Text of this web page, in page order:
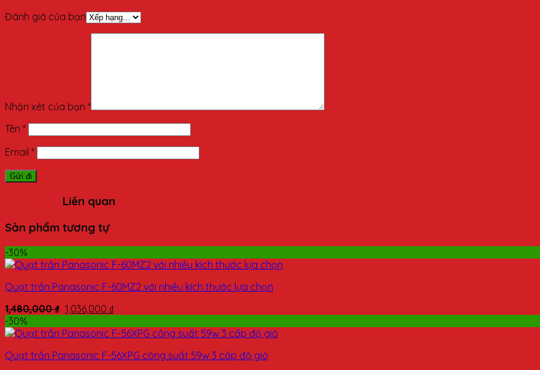
Đánh giá của bạn
Nhận xét của bạn *
Tên *
Email *
Liên quan
Sản phẩm tương tự
-30%
Quạt trần Panasonic F-60MZ2 với nhiều kích thước lựa chọn
1,480,000₫ 1,036,000 ₫
-30%
Quạt trần Panasonic F-56XPG công suất 59w 3 cấp độ gió